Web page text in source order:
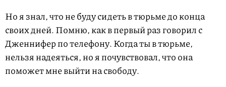
Но я знал, что не буду сидеть в тюрьме до конца
своих дней. Помню, как в первый раз говорил с
Дженнифер по телефону. Когда ты в тюрьме,
нельзя надеяться, но я почувствовал, что она
поможет мне выйти на свободу.